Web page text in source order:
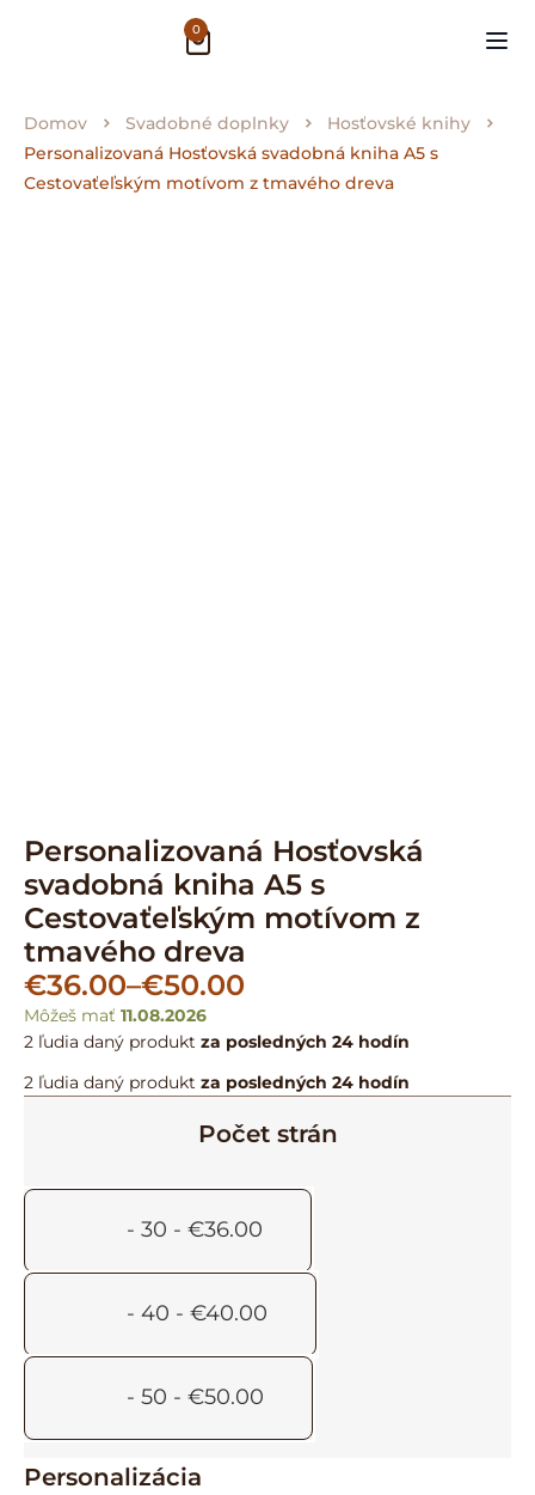
0
Domov Svadobné doplnky
Hosťovské knihy
Personalizovaná Hosťovská svadobná kniha A5 s
Cestovaťeľským motívom z tmavého dreva
Personalizovaná Hosťovská
svadobná kniha A5 s
Cestovaťeľským motívom z
tmavého dreva
€36.00–€50.00
Môžeš mať 11.08.2026
2 ľudia daný produkt za posledných 24 hodín
2 ľudia daný produkt za posledných 24 hodín
Počet strán
- 30 - €36.00
- 40 - €40.00
- 50 - €50.00
Personalizácia